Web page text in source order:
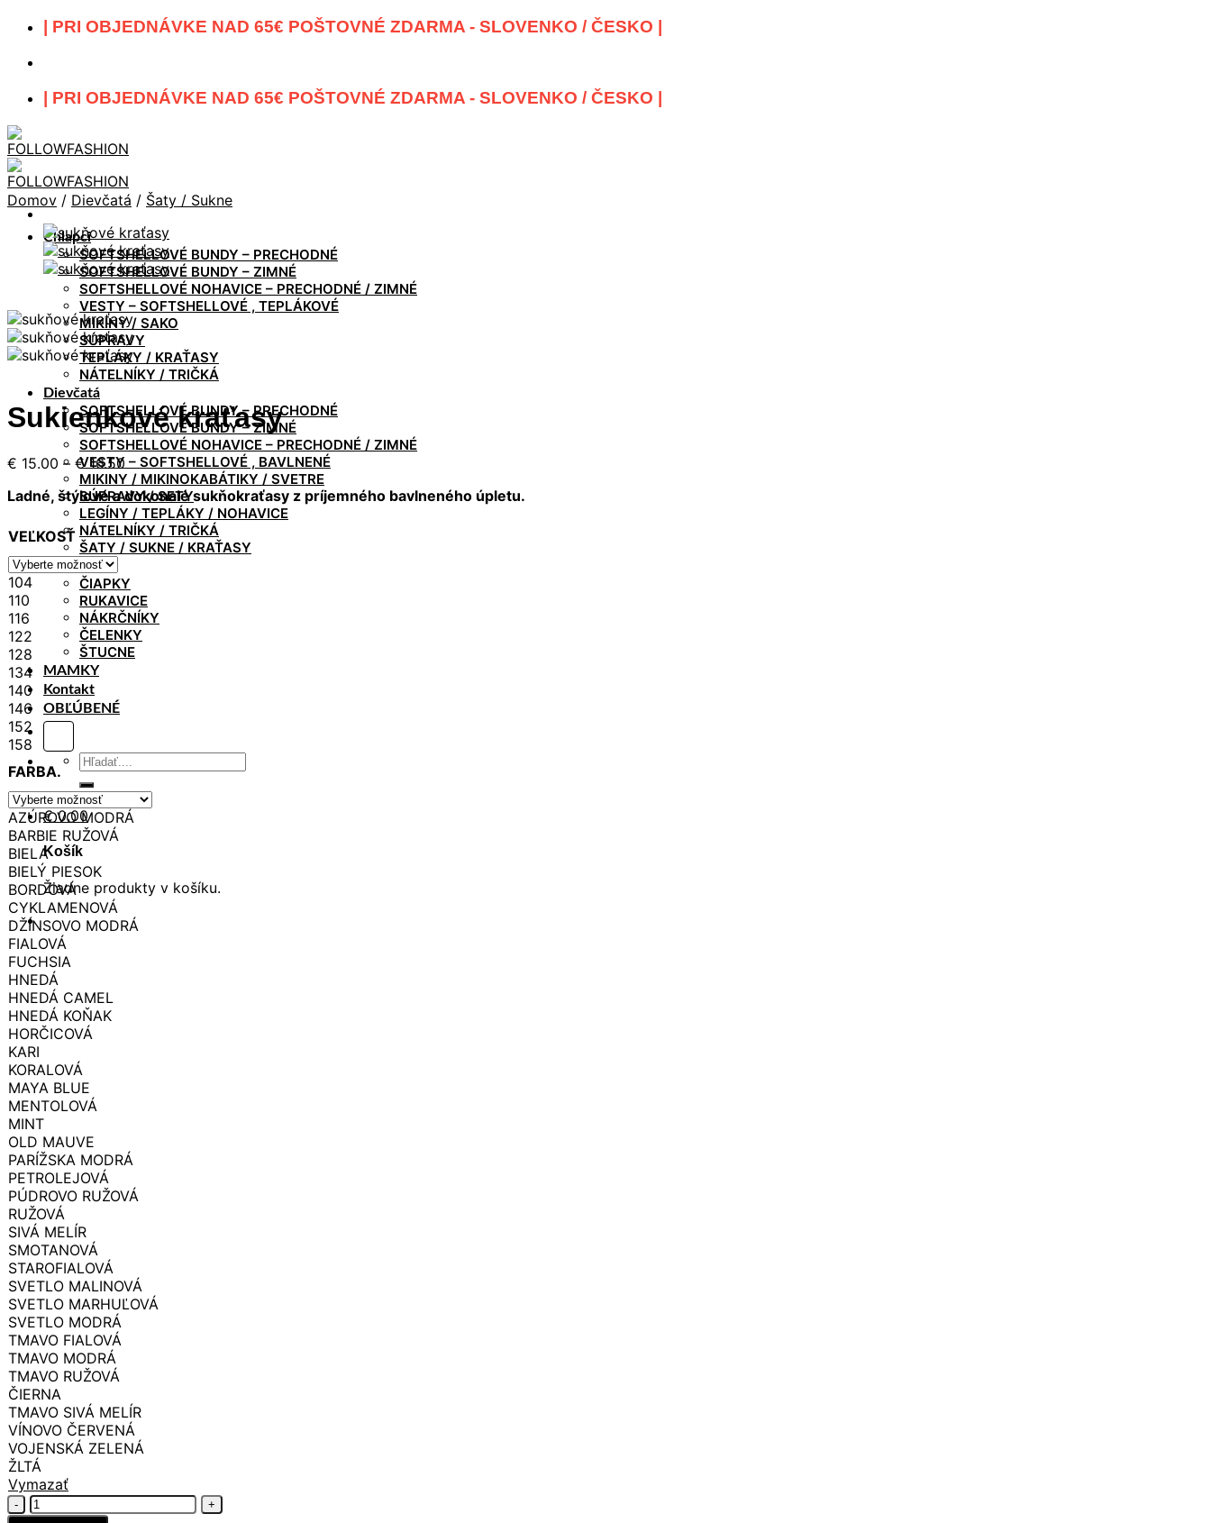
Skip
content
| PRI OBJEDNÁVKE NAD 65€ POŠTOVNÉ ZDARMA - SLOVENKO / ČESKO |
| PRI OBJEDNÁVKE NAD 65€ POŠTOVNÉ ZDARMA - SLOVENKO / ČESKO |
Chlapci
SOFTSHELLOVÉ BUNDY – PRECHODNÉ
SOFTSHELLOVÉ BUNDY – ZIMNÉ
SOFTSHELLOVÉ NOHAVICE – PRECHODNÉ / ZIMNÉ
VESTY – SOFTSHELLOVÉ , TEPLÁKOVÉ
MIKINY / SAKO
SÚPRAVY
TEPLÁKY / KRAŤASY
NÁTELNÍKY / TRIČKÁ
Dievčatá
SOFTSHELLOVÉ BUNDY – PRECHODNÉ
SOFTSHELLOVÉ BUNDY – ZIMNÉ
SOFTSHELLOVÉ NOHAVICE – PRECHODNÉ / ZIMNÉ
VESTY – SOFTSHELLOVÉ , BAVLNENÉ
MIKINY / MIKINOKABÁTIKY / SVETRE
SÚPRAVY / SETY
LEGÍNY / TEPLÁKY / NOHAVICE
NÁTELNÍKY / TRIČKÁ
ŠATY / SUKNE / KRAŤASY
Doplnky
ČIAPKY
RUKAVICE
NÁKRČNÍKY
ČELENKY
ŠTUCNE
MAMKY
Kontakt
OBĽÚBENÉ
Hľadať:
€0.00
Košík
Žiadne produkty v košíku.
Domov / Dievčatá / Šaty / Sukne
Sukienkové kraťasy
€ 15.00 – €16.50 Price
range:
€ 15.00
through
€ 16.50
Ladné, štýlové a dokonalé sukňokraťasy z príjemného bavlneného úpletu.
VEĽKOSŤ
104
110
116
122
128
134
140
146
152
158
FARBA.
AZÚROVO MODRÁ
BARBIE RUŽOVÁ
BIELA
BIELÝ PIESOK
BORDOVÁ
CYKLAMENOVÁ
DŽÍNSOVO MODRÁ
FIALOVÁ
FUCHSIA
HNEDÁ
HNEDÁ CAMEL
HNEDÁ KOŇAK
HORČICOVÁ
KARI
KORALOVÁ
MAYA BLUE
MENTOLOVÁ
MINT
OLD MAUVE
PARÍŽSKA MODRÁ
PETROLEJOVÁ
PÚDROVO RUŽOVÁ
RUŽOVÁ
SIVÁ MELÍR
SMOTANOVÁ
STAROFIALOVÁ
SVETLO MALINOVÁ
SVETLO MARHUĽOVÁ
SVETLO MODRÁ
TMAVO FIALOVÁ
TMAVO MODRÁ
TMAVO RUŽOVÁ
ČIERNA
TMAVO SIVÁ MELÍR
VÍNOVO ČERVENÁ
VOJENSKÁ ZELENÁ
ŽLTÁ
Vymazať
množstvo